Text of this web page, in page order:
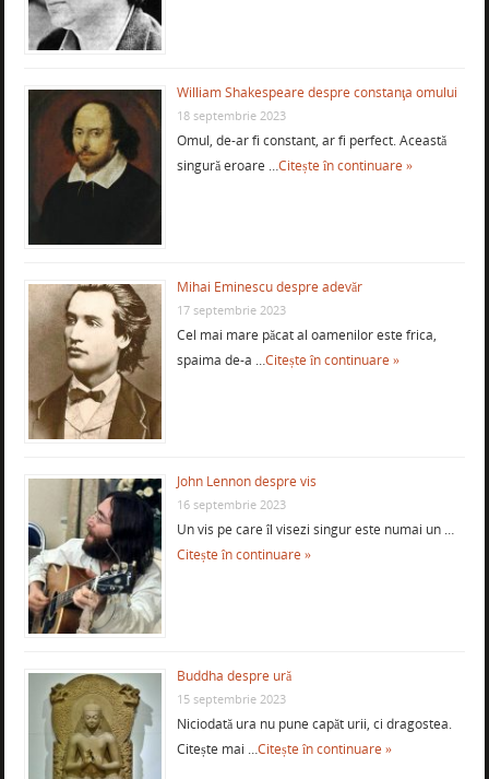
William Shakespeare despre constanţa omului
18 septembrie 2023
Omul, de-ar fi constant, ar fi perfect. Această
singură eroare …Citește în continuare »
Mihai Eminescu despre adevăr
17 septembrie 2023
Cel mai mare păcat al oamenilor este frica,
spaima de-a …Citește în continuare »
John Lennon despre vis
16 septembrie 2023
Un vis pe care îl visezi singur este numai un …
Citește în continuare »
Buddha despre ură
15 septembrie 2023
Niciodată ura nu pune capăt urii, ci dragostea.
Citește mai …Citește în continuare »